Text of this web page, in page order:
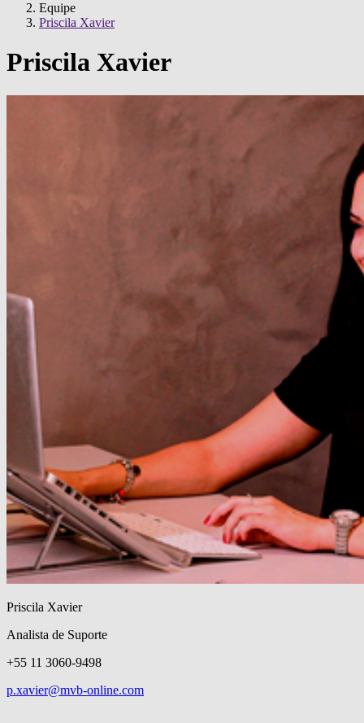
Equipe
Priscila Xavier
Priscila Xavier
Priscila Xavier
Analista de Suporte
+55 11 3060-9498
p.xavier@mvb-online.com